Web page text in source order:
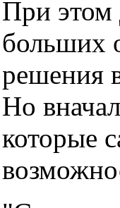
При этом
больших
решения
Но
которые